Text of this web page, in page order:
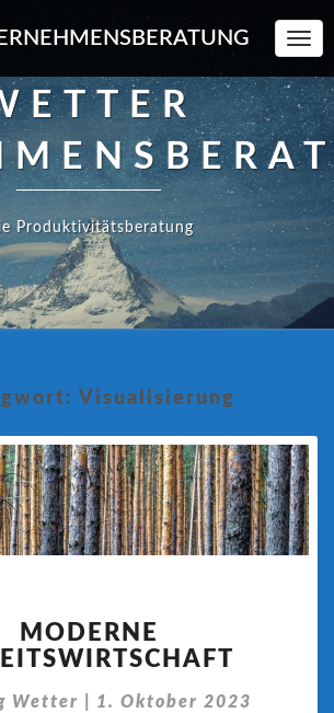
Produktivitätsberatung
Visualisierung
ARBEITSWIRTSCHAFT
MODERNE
Wetter 1. Oktober 2023